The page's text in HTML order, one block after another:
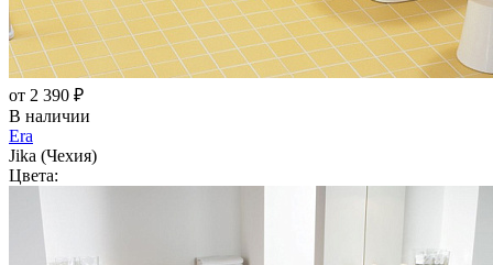
от 2 390 ₽
В наличии
Era
Jika (Чехия)
Цвета: